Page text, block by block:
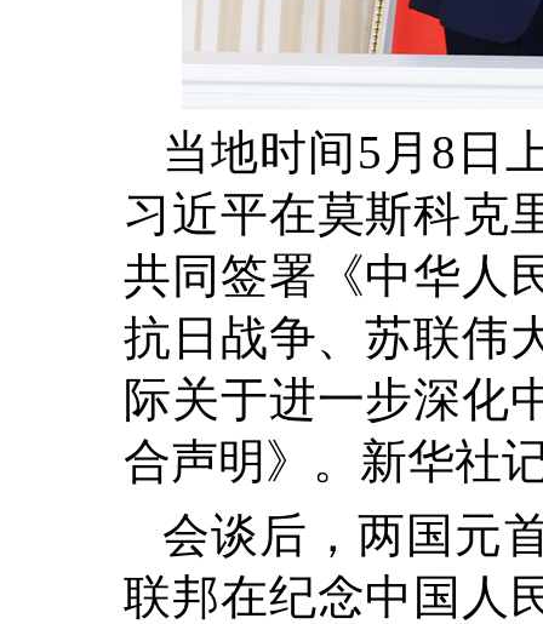
当地时间5月8日
习近平在莫斯科克
共同签署《中华人
抗日战争、苏联伟
际关于进一步深化
合声明》。新华社
会谈后，两国元
联邦在纪念中国人